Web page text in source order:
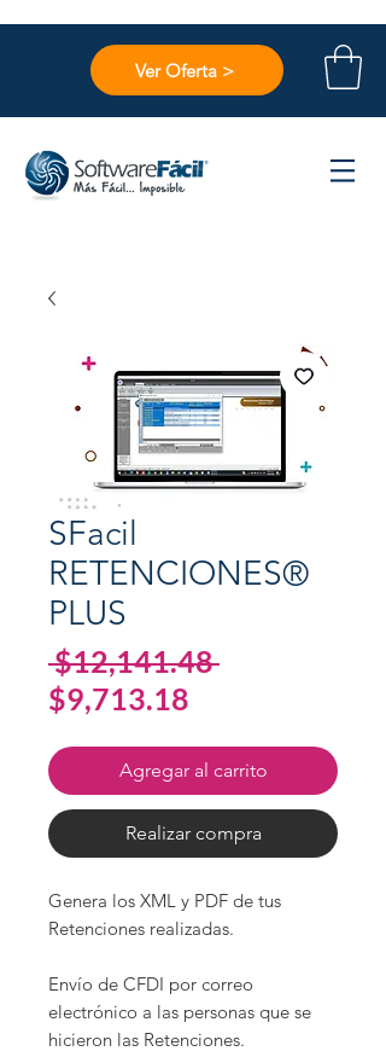
Ver Oferta >
SFacil
RETENCIONES®
PLUS
$12,141.48 Precio
$9,713.18
oferta
Agregar al carrito
Realizar compra
Genera los XML y PDF de tus
Retenciones realizadas.
Envío de CFDI por correo
electrónico a las personas que se
hicieron las Retenciones.